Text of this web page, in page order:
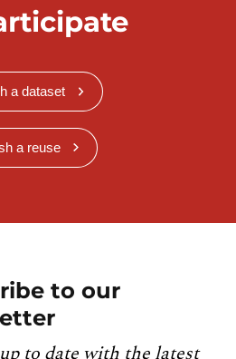
a dataset
a reuse
to our
to date with the latest